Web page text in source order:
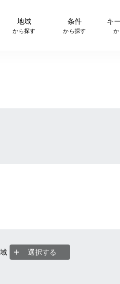
地域
から探す
条件
から探す
キ
選択する